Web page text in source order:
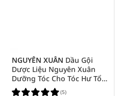
NGUYÊN XUÂN Dầu Gội
Dược Liệu Nguyên Xuân
Dưỡng Tóc Cho Tóc Hư Tổn
450ml
(5)